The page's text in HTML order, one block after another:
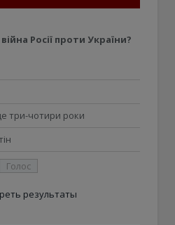
Росії проти України?
три-чотири роки
результаты